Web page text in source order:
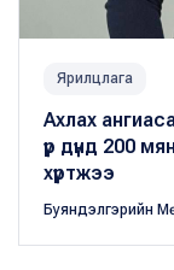
Ярилцлага
Ахлах
үр дүнд 200
хүртжээ
Буяндэлгэрийн